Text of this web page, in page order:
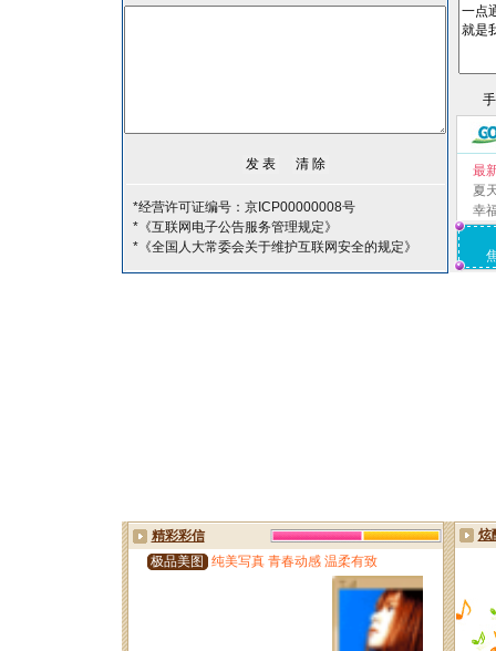
*经营许可证编号：京ICP00000008号
*《互联网电子公告服务管理规定》
*《全国人大常委会关于维护互联网安全的规定》
最
夏
幸